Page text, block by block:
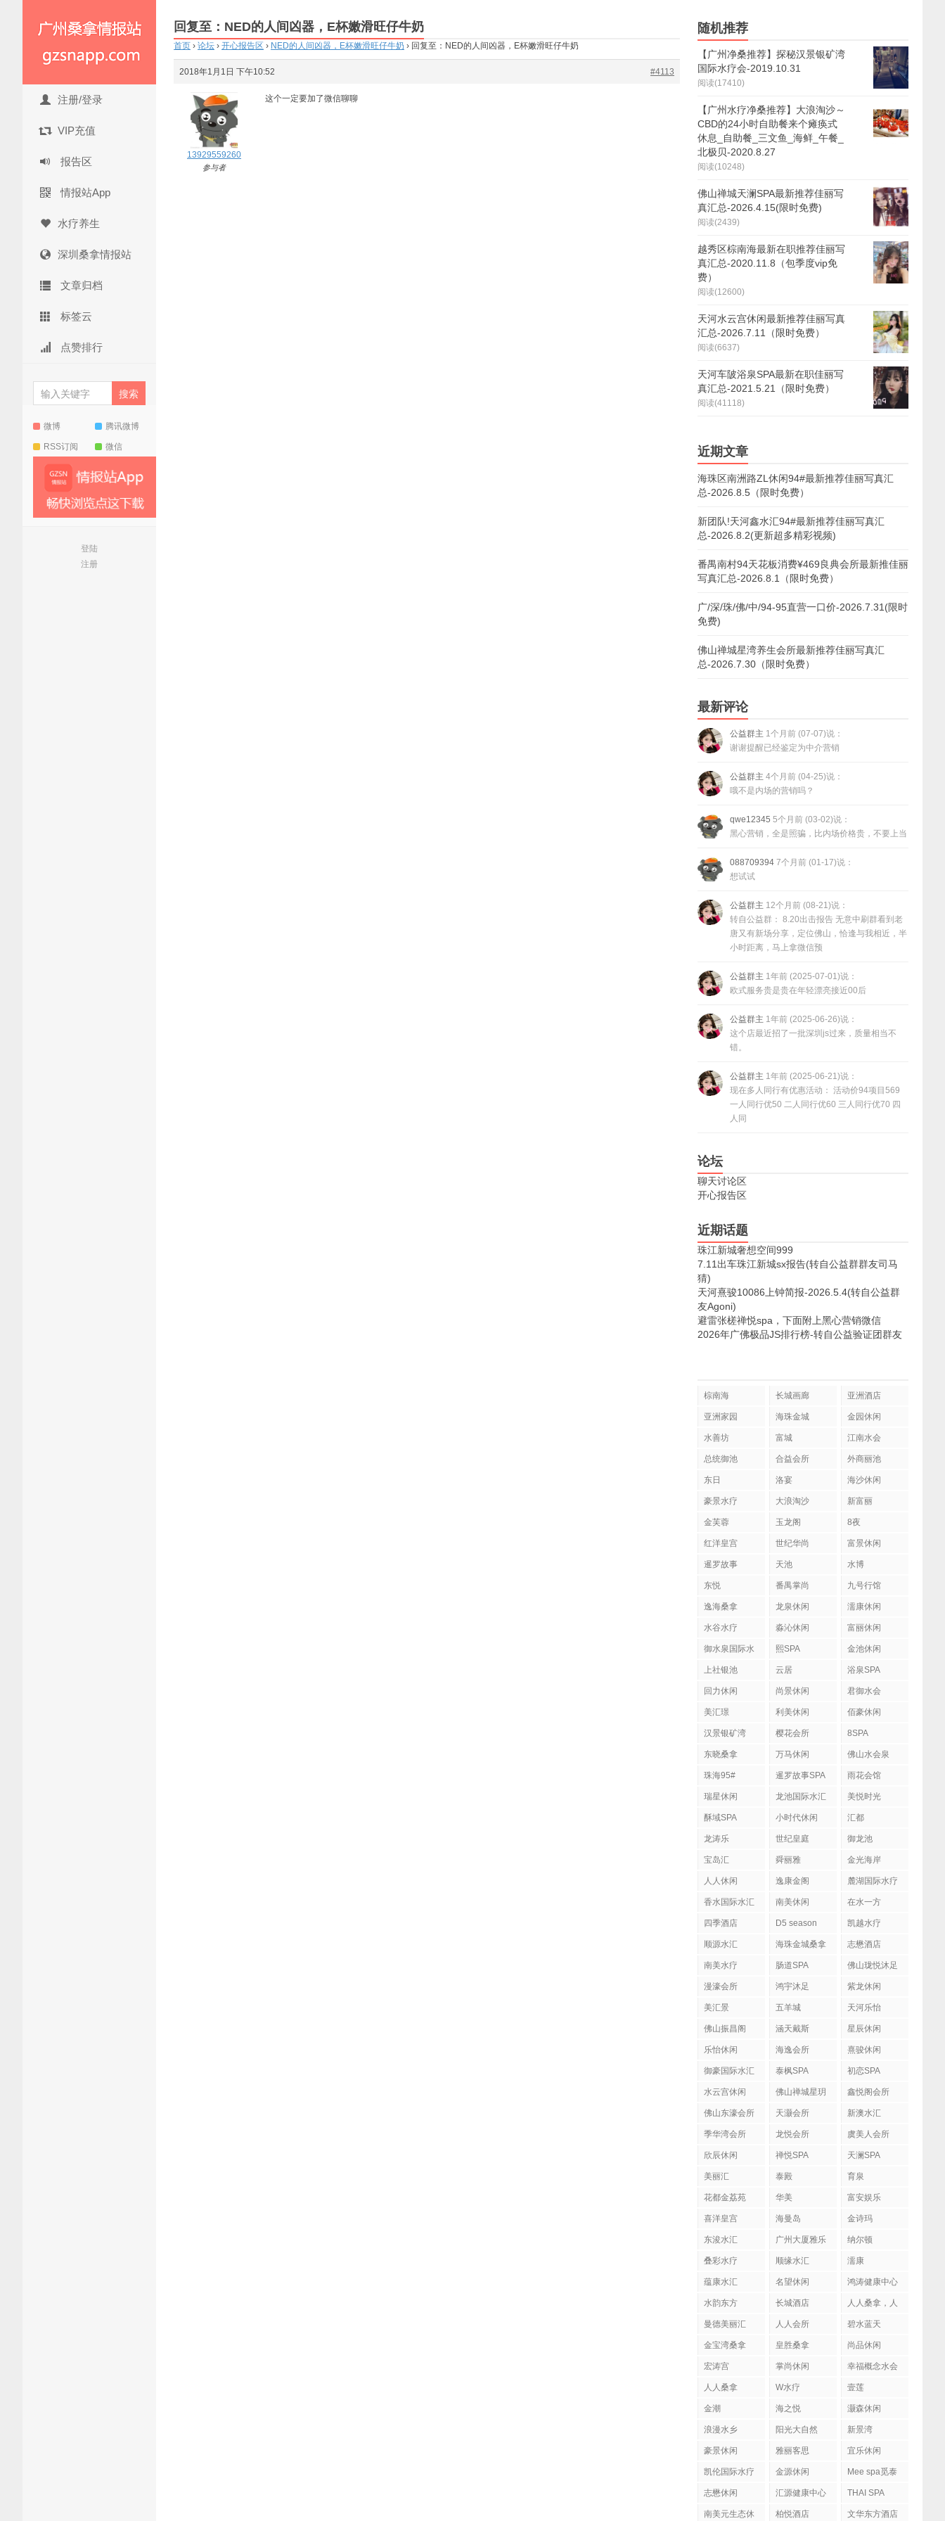
注册/登录
VIP充值
报告区
情报站App
水疗养生
深圳桑拿情报站
文章归档
标签云
点赞排行
微博 腾讯微博
RSS订阅 微信
登陆
注册
回复至：NED的人间凶器，E杯嫩滑旺仔牛奶
首页 › 论坛 › 开心报告区 › NED的人间凶器，E杯嫩滑旺仔牛奶 › 回复至：NED的人间凶器，E杯嫩滑旺仔牛奶
2018年1月1日 下午10:52 #4113
13929559260
参与者
这个一定要加了微信聊聊
随机推荐
【广州净桑推荐】探秘汉景银矿湾
国际水疗会-2019.10.31
阅读(17410)
【广州水疗净桑推荐】大浪淘沙～
CBD的24小时自助餐来个瘫痪式
休息_自助餐_三文鱼_海鲜_午餐_
北极贝-2020.8.27
阅读(10248)
佛山禅城天澜SPA最新推荐佳丽写
真汇总-2026.4.15(限时免费)
阅读(2439)
越秀区棕南海最新在职推荐佳丽写
真汇总-2020.11.8（包季度vip免
费）
阅读(12600)
天河水云宫休闲最新推荐佳丽写真
汇总-2026.7.11（限时免费）
阅读(6637)
天河车陂浴泉SPA最新在职佳丽写
真汇总-2021.5.21（限时免费）
阅读(41118)
近期文章
海珠区南洲路ZL休闲94#最新推荐佳丽写真汇
总-2026.8.5（限时免费）
新团队!天河鑫水汇94#最新推荐佳丽写真汇
总-2026.8.2(更新超多精彩视频)
番禺南村94天花板消费¥469良典会所最新推佳丽
写真汇总-2026.8.1（限时免费）
广/深/珠/佛/中/94-95直营一口价-2026.7.31(限时
免费)
佛山禅城星湾养生会所最新推荐佳丽写真汇
总-2026.7.30（限时免费）
最新评论
公益群主 1个月前 (07-07)说：
谢谢提醒已经鉴定为中介营销
公益群主 4个月前 (04-25)说：
哦不是内场的营销吗？
qwe12345 5个月前 (03-02)说：
黑心营销，全是照骗，比内场价格贵，不要上当
088709394 7个月前 (01-17)说：
想试试
公益群主 12个月前 (08-21)说：
转自公益群： 8.20出击报告 无意中刷群看到老
唐又有新场分享，定位佛山，恰逢与我相近，半
小时距离，马上拿微信预
公益群主 1年前 (2025-07-01)说：
欧式服务贵是贵在年轻漂亮接近00后
公益群主 1年前 (2025-06-26)说：
这个店最近招了一批深圳js过来，质量相当不
错。
公益群主 1年前 (2025-06-21)说：
现在多人同行有优惠活动： 活动价94项目569
一人同行优50 二人同行优60 三人同行优70 四
人同
论坛
聊天讨论区
开心报告区
近期话题
珠江新城奢想空间999
7.11出车珠江新城sx报告(转自公益群群友司马
猜)
天河熹骏10086上钟简报-2026.5.4(转自公益群
友Agoni)
避雷张槎禅悦spa，下面附上黑心营销微信
2026年广佛极品JS排行榜-转自公益验证团群友
棕南海 长城画廊 亚洲酒店
亚洲家园 海珠金城 金园休闲
水善坊 富城 江南水会
总统御池 合益会所 外商丽池
东日 洛宴 海沙休闲
豪景水疗 大浪淘沙 新富丽
金芙蓉 玉龙阁 8夜
红洋皇宫 世纪华尚 富景休闲
暹罗故事 天池 水博
东悦 番禺掌尚 九号行馆
逸海桑拿 龙泉休闲 濡康休闲
水谷水疗 淼沁休闲 富丽休闲
御水泉国际水
熙SPA 金池休闲
上社银池 云居 浴泉SPA
回力休闲 尚景休闲 君御水会
美汇璟 利美休闲 佰豪休闲
汉景银矿湾 樱花会所 8SPA
东晓桑拿 万马休闲 佛山水会泉
珠海95# 暹罗故事SPA 雨花会馆
瑞星休闲 龙池国际水汇 美悦时光
酥域SPA 小时代休闲 汇都
龙涛乐 世纪皇庭 御龙池
宝岛汇 舜丽雅 金光海岸
人人休闲 逸康金阁 麓湖国际水疗
香水国际水汇 南美休闲 在水一方
四季酒店 D5 season 凯越水疗
顺源水汇 海珠金城桑拿 志懋酒店
南美水疗 肠道SPA 佛山珑悦沐足
漫濠会所 鸿宇沐足 紫龙休闲
美汇景 五羊城 天河乐怡
佛山振昌阁 涵天戴斯 星辰休闲
乐怡休闲 海逸会所 熹骏休闲
御豪国际水汇 泰枫SPA 初恋SPA
水云宫休闲
佛山禅城星玥
鑫悦阁会所
佛山东濠会所 天灏会所 新澳水汇
季华湾会所 龙悦会所 虞美人会所
欣辰休闲 禅悦SPA 天澜SPA
美丽汇 泰殿 育泉
花都金荔苑 华美 富安娱乐
喜洋皇宫 海曼岛 金诗玛
东浚水汇
广州大厦雅乐
纳尔顿
叠彩水疗 顺缘水汇 濡康
蕴康水汇 名望休闲 鸿涛健康中心
水韵东方 长城酒店
人人桑拿，人
曼德美丽汇 人人会所 碧水蓝天
金宝湾桑拿 皇胜桑拿 尚品休闲
宏涛宫 掌尚休闲 幸福概念水会
人人桑拿 W水疗 壹莲
金潮 海之悦 灏森休闲
浪漫水乡 阳光大自然 新景湾
豪景休闲 雅丽客思 宜乐休闲
凯伦国际水疗 金源休闲
Mee spa觅泰
志懋休闲 汇源健康中心 THAI SPA
南美元生态休 柏悦酒店 文华东方酒店